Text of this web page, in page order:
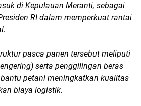
di Kepulauan Meranti, sebagai
RI dalam memperkuat rantai
pasca panen tersebut meliputi
serta penggilingan beras
petani meningkatkan kualitas
biaya logistik.